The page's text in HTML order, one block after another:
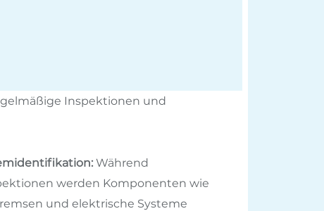
Inspektionen und
Während
werden Komponenten wie
und elektrische Systeme